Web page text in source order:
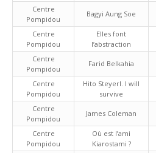
Centre
Pompidou
Bagyi Aung Soe
Centre
Pompidou
Elles font
l’abstraction
Centre
Pompidou
Farid Belkahia
Centre
Pompidou
Hito Steyerl. I will
survive
Centre
Pompidou
James Coleman
Centre
Pompidou
Où est l’ami
Kiarostami ?